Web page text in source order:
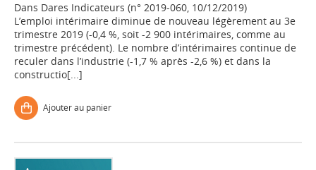
Dans Dares Indicateurs (n° 2019-060, 10/12/2019)
L’emploi intérimaire diminue de nouveau légèrement au 3e
trimestre 2019 (-0,4 %, soit -2 900 intérimaires, comme au
trimestre précédent). Le nombre d’intérimaires continue de
reculer dans l’industrie (-1,7 % après -2,6 %) et dans la
constructio[...]
Ajouter au panier